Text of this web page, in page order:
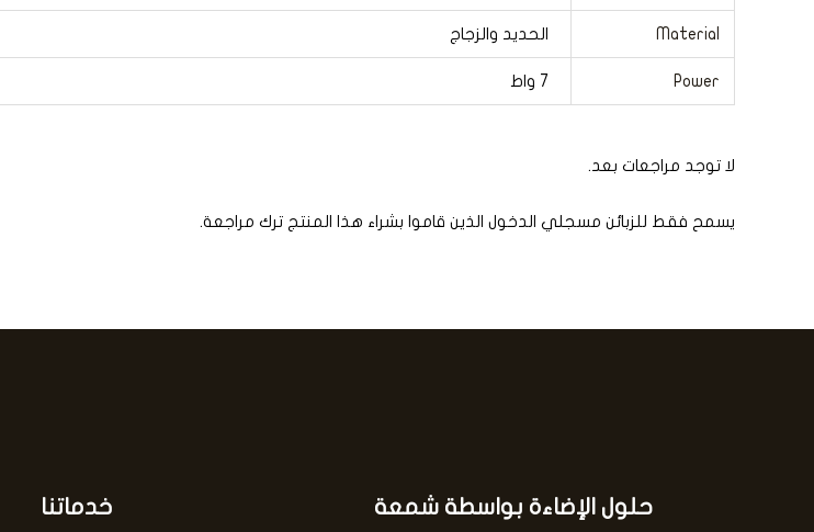
Material الحديد والزجاج
Power 7 واط
لا توجد مراجعات بعد.
يسمح فقط للزبائن مسجلي الدخول الذين قاموا بشراء هذا المنتج ترك مراجعة.
حلول الإضاءة بواسطة شمعة خدماتنا